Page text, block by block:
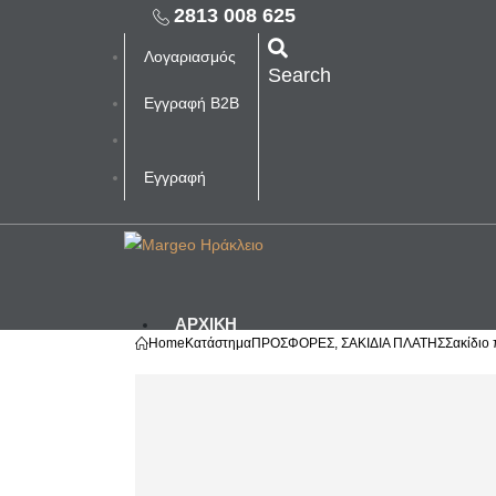
2813 008 625
Λογαριασμός
Εγγραφή B2B
Εγγραφή
Search
ΑΡΧΙΚΗ
Home ΚατάστημαΠΡΟΣΦΟΡΕΣ, ΣΑΚΙΔΙΑ ΠΛΑΤΗΣΣακίδιο